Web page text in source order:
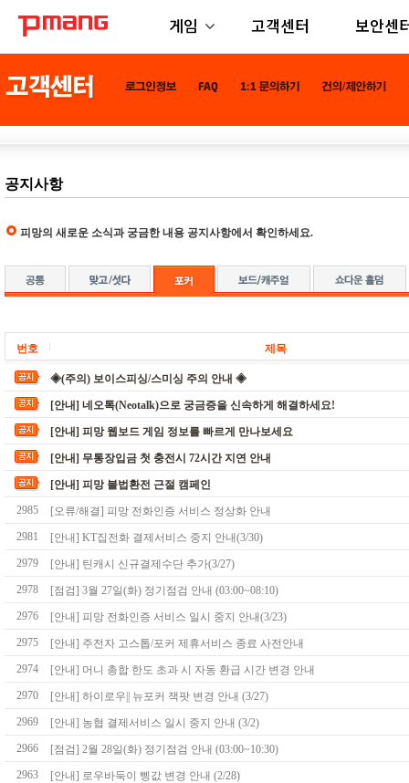
게임 고객센터 보안센
공지사항
피망의 새로운 소식과 궁금한 내용 공지사항에서 확인하세요.
번호 제목
◈(주의) 보이스피싱/스미싱 주의 안내 ◈
[안내] 네오톡(Neotalk)으로 궁금증을 신속하게 해결하세요!
[안내] 피망 웹보드 게임 정보를 빠르게 만나보세요
[안내] 무통장입금 첫 충전시 72시간 지연 안내
[안내] 피망 불법환전 근절 캠페인
2985
[오류/해결] 피망 전화인증 서비스 정상화 안내
2981
[안내] KT집전화 결제서비스 중지 안내(3/30)
2979
[안내] 틴캐시 신규결제수단 추가(3/27)
2978
[점검] 3월 27일(화) 정기점검 안내 (03:00~08:10)
2976
[안내] 피망 전화인증 서비스 일시 중지 안내(3/23)
2975
[안내] 주전자 고스톱/포커 제휴서비스 종료 사전안내
2974
[안내] 머니 총합 한도 초과 시 자동 환급 시간 변경 안내
2970
[안내] 하이로우|| 뉴포커 잭팟 변경 안내 (3/27)
2969
[안내] 농협 결제서비스 일시 중지 안내 (3/2)
2966
[점검] 2월 28일(화) 정기점검 안내 (03:00~10:30)
2963
[안내] 로우바둑이 삥값 변경 안내 (2/28)